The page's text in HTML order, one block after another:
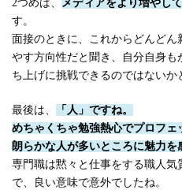
2つめは、 メディアをより増やし
す。
面接のときに、これからどんど
やす方向性だと聞き、自分自身
ち上げに挑戦できるのではないか
最後は、
「人」ですね。
めちゃくちゃ勉強熱心でプロフ
朗らかな人が多いところに魅力を
専門職は黙々と仕事をする職人
で、良い意味で意外でしたね。